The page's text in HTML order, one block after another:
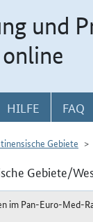
und
online
HILFE FAQ
Gebiete
Gebiete/
im Pan-Euro-Med-